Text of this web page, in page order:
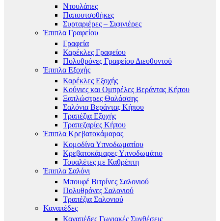
Ντουλάπες
Παπουτσοθήκες
Συρταριέρες – Σιφινιέρες
Έπιπλα Γραφείου
Γραφεία
Καρέκλες Γραφείου
Πολυθρόνες Γραφείου Διευθυντού
Έπιπλα Εξοχής
Καρέκλες Εξοχής
Κούνιες και Ομπρέλες Βεράντας Κήπου
Ξαπλώστρες Θαλάσσης
Σαλόνια Βεράντας Κήπου
Τραπέζια Εξοχής
Τραπεζαρίες Κήπου
Έπιπλα Κρεβατοκάμαρας
Κομοδίνα Υπνοδωματίου
Κρεβατοκάμαρες Υπνοδωμάτιο
Τουαλέτες με Καθρέπτη
Έπιπλα Σαλόνι
Μπουφέ Βιτρίνες Σαλονιού
Πολυθρόνες Σαλονιού
Τραπέζια Σαλονιού
Καναπέδες
Καναπέδες Γωνιακές Συνθέσεις